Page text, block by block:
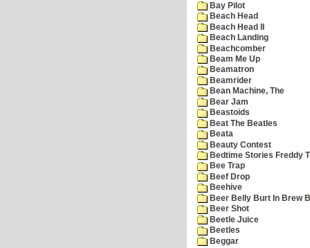
Bay Pilot
Beach Head
Beach Head II
Beach Landing
Beachcomber
Beam Me Up
Beamatron
Beamrider
Bean Machine, The
Bear Jam
Beastoids
Beat The Beatles
Beata
Beauty Contest
Bedtime Stories Freddy
Bee Trap
Beef Drop
Beehive
Beer Belly Burt In Brew
Beer Shot
Beetle Juice
Beetles
Beggar